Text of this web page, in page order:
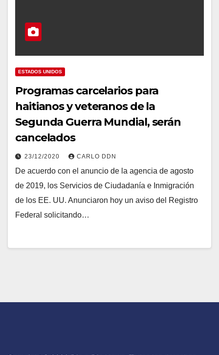
ESTADOS UNIDOS
Programas carcelarios para
haitianos y veteranos de la
Segunda Guerra Mundial, serán
cancelados
23/12/2020 CARLO DDN
De acuerdo con el anuncio de la agencia de agosto
de 2019, los Servicios de Ciudadanía e Inmigración
de los EE. UU. Anunciaron hoy un aviso del Registro
Federal solicitando…